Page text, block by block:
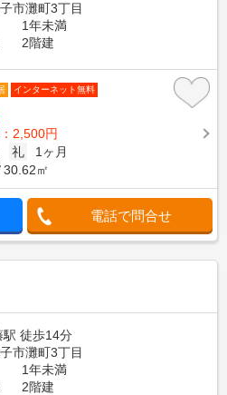
市灘町3丁目
1年未満
2階建
インターネット無料
2,500円
礼
1ヶ月
30.62㎡
電話で問合せ
駅 徒歩14分
市灘町3丁目
1年未満
2階建